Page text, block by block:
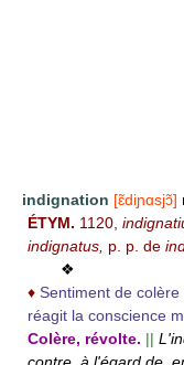
indignation [ɛ̃diɲɑsjɔ̃]
ÉTYM. 1120,
indignatus, p. p. de
❖
♦ Sentiment de
réagit la conscience
Colère, révolte. ||